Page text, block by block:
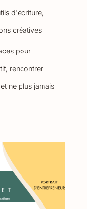
d'écriture,
créatives
pour
rencontrer
ne plus jamais